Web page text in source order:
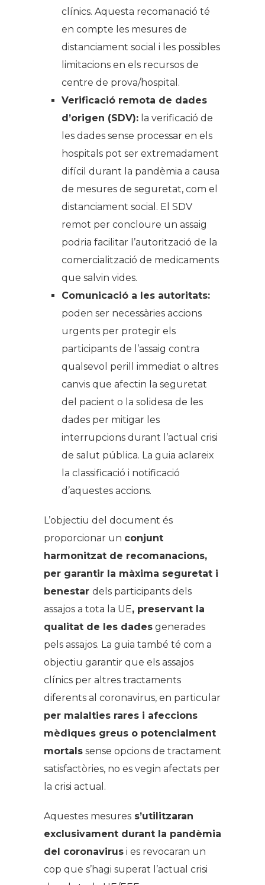
clínics. Aquesta recomanació té
en compte les mesures de
distanciament social i les possibles
limitacions en els recursos de
centre de prova/hospital.
Verificació remota de dades
d’origen (SDV): la verificació de
les dades sense processar en els
hospitals pot ser extremadament
difícil durant la pandèmia a causa
de mesures de seguretat, com el
distanciament social. El SDV
remot per concloure un assaig
podria facilitar l’autorització de la
comercialització de medicaments
que salvin vides.
Comunicació a les autoritats:
poden ser necessàries accions
urgents per protegir els
participants de l’assaig contra
qualsevol perill immediat o altres
canvis que afectin la seguretat
del pacient o la solidesa de les
dades per mitigar les
interrupcions durant l’actual crisi
de salut pública. La guia aclareix
la classificació i notificació
d’aquestes accions.
L’objectiu del document és
proporcionar un conjunt
harmonitzat de recomanacions,
per garantir la màxima seguretat i
benestar dels participants dels
assajos a tota la UE, preservant la
qualitat de les dades generades
pels assajos. La guia també té com a
objectiu garantir que els assajos
clínics per altres tractaments
diferents al coronavirus, en particular
per malalties rares i afeccions
mèdiques greus o potencialment
mortals sense opcions de tractament
satisfactòries, no es vegin afectats per
la crisi actual.
Aquestes mesures s’utilitzaran
exclusivament durant la pandèmia
del coronavirus i es revocaran un
cop que s’hagi superat l’actual crisi